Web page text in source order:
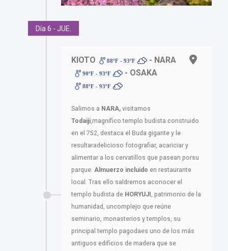
Día 6 - JUE.
KIOTO 88ºF - 93ºF - NARA
90ºF - 93ºF - OSAKA
88ºF - 93ºF
Salimos a NARA, visitamos
Todaiji ,magnífico templo budista construido
en el 752, destaca el Buda gigante y le
resultaradelicioso fotografiar, acariciar y
alimentar a los cervatillos que pasean porsu
parque. Almuerzo incluido en restaurante
local. Tras ello saldremos aconocer el
templo budista de HORYUJI , patrimonio de la
humanidad, uncomplejo que reúne
seminario, monasterios y templos, su
principal templo pagodaes uno de los más
antiguos edificios de madera que se